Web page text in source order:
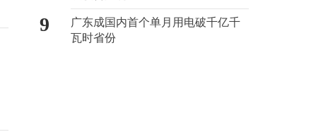
9
广东成国内首个单月用电破千亿千
瓦时省份